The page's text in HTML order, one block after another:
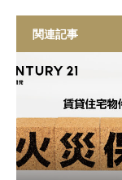
関連記事